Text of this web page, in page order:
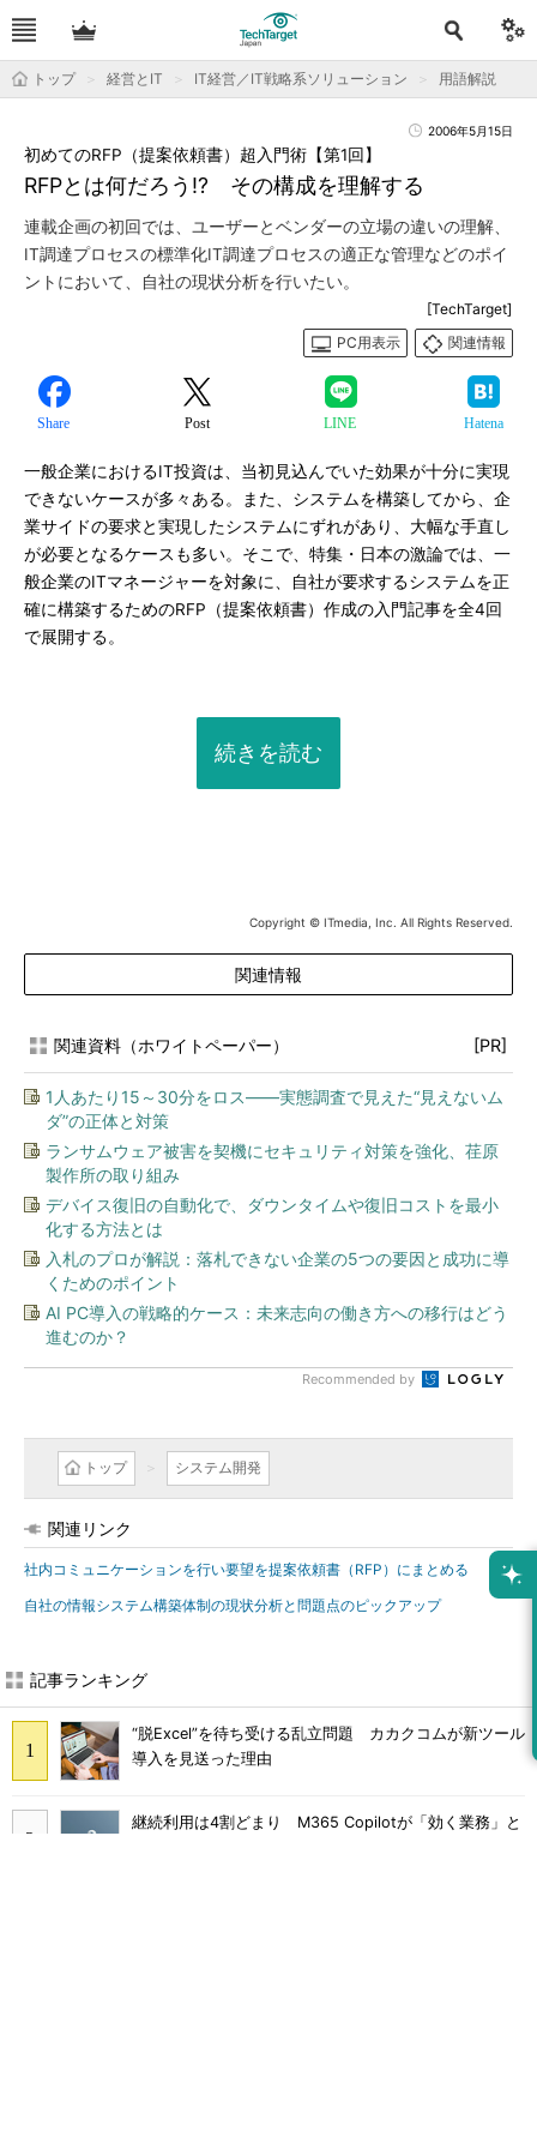
トップ 経営とIT IT経営／IT戦略系ソリューション 用語解説
2006年5月15日
RFPとは何だろう!? その構成を理解する
初めてのRFP（提案依頼書）超入門術【第1回】
連載企画の初回では、ユーザーとベンダーの立場の違いの理解、
IT調達プロセスの標準化IT調達プロセスの適正な管理などのポイ
ントにおいて、自社の現状分析を行いたい。
[TechTarget]
PC用表示
関連情報
Share Post LINE Hatena
一般企業におけるIT投資は、当初見込んでいた効果が十分に実現
できないケースが多々ある。また、システムを構築してから、企
業サイドの要求と実現したシステムにずれがあり、大幅な手直し
が必要となるケースも多い。そこで、特集・日本の激論では、一
般企業のITマネージャーを対象に、自社が要求するシステムを正
確に構築するためのRFP（提案依頼書）作成の入門記事を全4回
で展開する。
続きを読む
Copyright © ITmedia, Inc. All Rights Reserved.
関連情報
関連資料（ホワイトペーパー） [PR]
1人あたり15～30分をロス――実態調査で見えた“見えないム
ダ”の正体と対策
ランサムウェア被害を契機にセキュリティ対策を強化、荏原
製作所の取り組み
デバイス復旧の自動化で、ダウンタイムや復旧コストを最小
化する方法とは
入札のプロが解説：落札できない企業の5つの要因と成功に導
くためのポイント
AI PC導入の戦略的ケース：未来志向の働き方への移行はどう
進むのか？
Recommended by
トップ システム開発
関連リンク
社内コミュニケーションを行い要望を提案依頼書（RFP）にまとめる
自社の情報システム構築体制の現状分析と問題点のピックアップ
記事ランキング
“脱Excel”を待ち受ける乱立問題 カカクコムが新ツール
導入を見送った理由
継続利用は4割どまり M365 Copilotが「効く業務」と